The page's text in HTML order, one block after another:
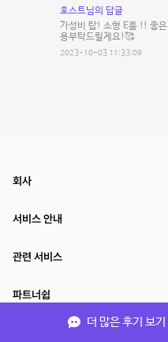
호스트님의 답글
가성비 탑! 소형 E룸 !! 좋은
용부탁드릴게요!🥰
2023-10-03 11:33:09
더 많은 후기 보기
회사
서비스 안내
관련 서비스
파트너쉽
서비스 제공 국가